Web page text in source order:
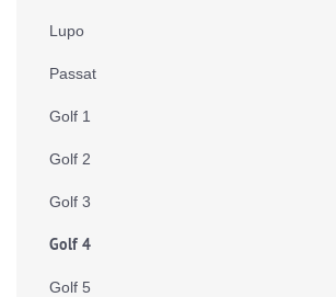
Lupo
Passat
Golf 1
Golf 2
Golf 3
Golf 4
Golf 5